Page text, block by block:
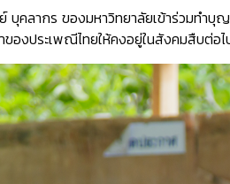
บุคลากร ของมหาวิทยาลัยเข้าร่วมท
องประเพณีไทยให้คงอยู่ในสังคมสืบต่อไ